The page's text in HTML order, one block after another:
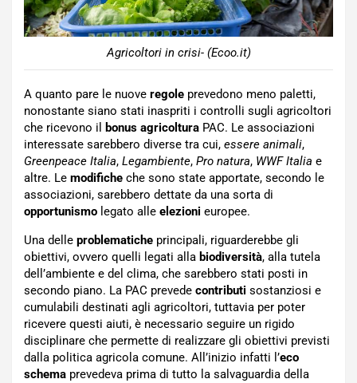
Agricoltori in crisi- (Ecoo.it)
A quanto pare le nuove regole prevedono meno paletti,
nonostante siano stati inaspriti i controlli sugli agricoltori
che ricevono il
bonus agricoltura PAC. Le associazioni
interessate sarebbero diverse tra cui, essere animali,
Greenpeace Italia, Legambiente, Pro natura, WWF Italia e
altre. Le modifiche che sono state apportate, secondo le
associazioni, sarebbero dettate da una sorta di
opportunismo legato alle elezioni europee.
Una delle problematiche principali, riguarderebbe gli
obiettivi, ovvero quelli legati alla biodiversità, alla tutela
dell’ambiente e del clima, che sarebbero stati posti in
secondo piano. La PAC prevede contributi sostanziosi e
cumulabili destinati agli agricoltori, tuttavia per poter
ricevere questi aiuti, è necessario seguire un rigido
disciplinare che permette di realizzare gli obiettivi previsti
dalla politica agricola comune. All’inizio infatti l’eco
schema prevedeva prima di tutto la salvaguardia della